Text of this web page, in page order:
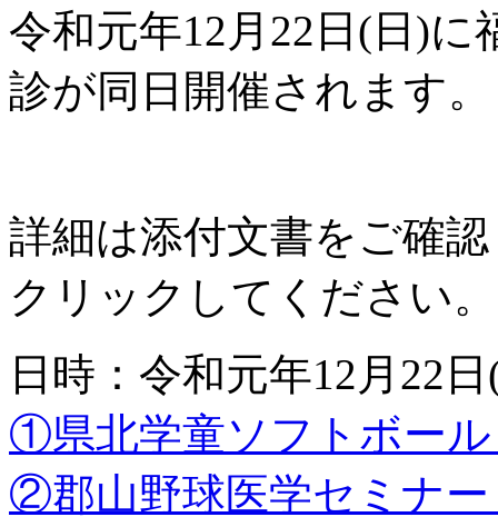
令和元年12月22日(日)
診が同日開催されます。
詳細は添付文書をご確
クリックしてください。
日時：令和元年12月22
①県北学童ソフトボー
②郡山野球医学セミナ